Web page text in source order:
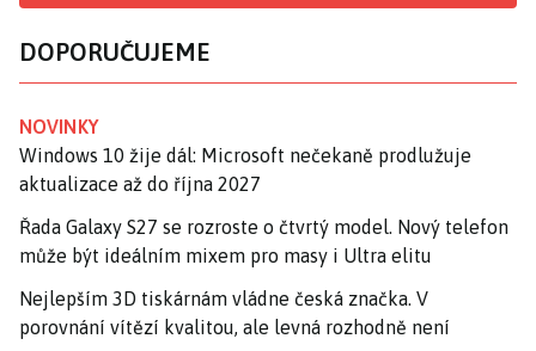
DOPORUČUJEME
NOVINKY
Windows 10 žije dál: Microsoft nečekaně prodlužuje
aktualizace až do října 2027
Řada Galaxy S27 se rozroste o čtvrtý model. Nový telefon
může být ideálním mixem pro masy i Ultra elitu
Nejlepším 3D tiskárnám vládne česká značka. V
porovnání vítězí kvalitou, ale levná rozhodně není